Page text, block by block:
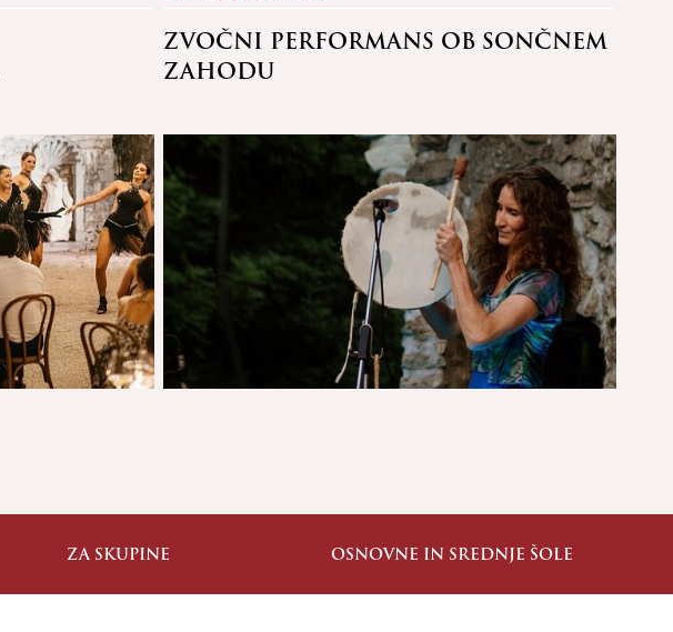
ZVOČNI PERFORMANS OB SONČNEM
ZAHODU
ZA SKUPINE OSNOVNE IN SREDNJE ŠOLE